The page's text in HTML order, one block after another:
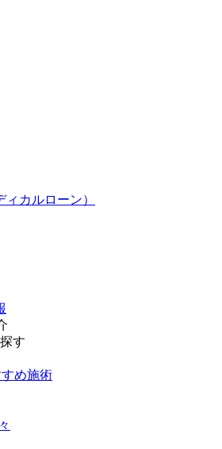
カルローン）
す
め施術